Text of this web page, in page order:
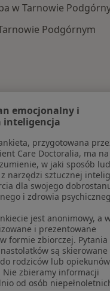
w Tarnowie
Podgórnym
Serwis
Regulamin
prywatności
dla
Polityka cookies
wyniki
Dostępność
O nas
emocjonalny i
inteligencja
przygotowana
Care Doctoralia, ma
w jaki sposób
narzędzi sztucznej
dla swojego
i zdrowia
jest anonimowy, a
i prezentowane
formie zbiorczej. Pytania
są skierowane
do rodziców lub opiekunów
Nie zbieramy informacji
od osób